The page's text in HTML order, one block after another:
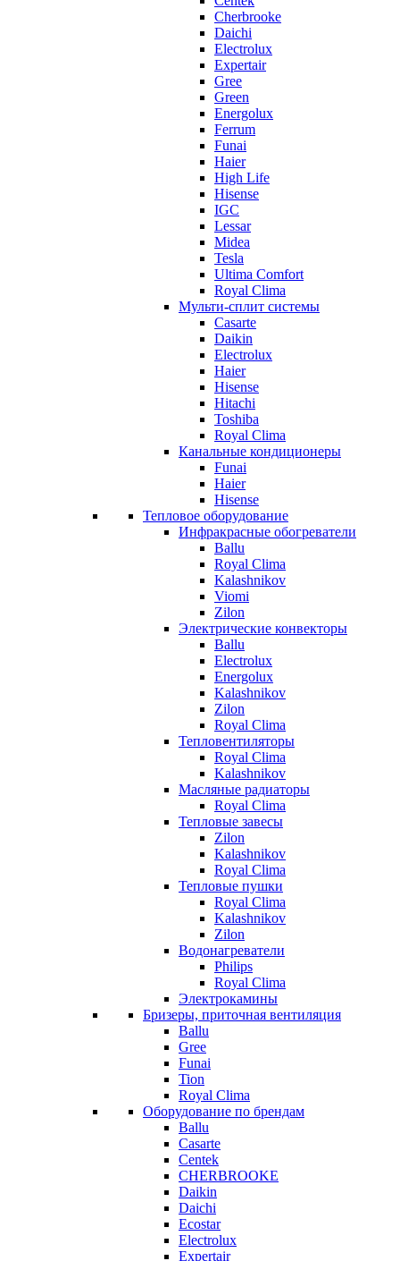
Cherbrooke
Daichi
Electrolux
Expertair
Gree
Green
Energolux
Ferrum
Funai
Haier
High Life
Hisense
IGC
Lessar
Midea
Tesla
Ultima Comfort
Royal Clima
Мульти-сплит системы
Casarte
Daikin
Electrolux
Haier
Hisense
Hitachi
Toshiba
Royal Clima
Канальные кондиционеры
Funai
Haier
Hisense
Тепловое оборудование
Инфракрасные обогреватели
Ballu
Royal Clima
Kalashnikov
Viomi
Zilon
Электрические конвекторы
Ballu
Electrolux
Energolux
Kalashnikov
Zilon
Royal Clima
Тепловентиляторы
Royal Clima
Kalashnikov
Масляные радиаторы
Royal Clima
Тепловые завесы
Zilon
Kalashnikov
Royal Clima
Тепловые пушки
Royal Clima
Kalashnikov
Zilon
Водонагреватели
Philips
Royal Clima
Электрокамины
Бризеры, приточная вентиляция
Ballu
Gree
Funai
Tion
Royal Clima
Оборудование по брендам
Ballu
Casarte
Centek
CHERBROOKE
Daikin
Daichi
Ecostar
Electrolux
Expertair